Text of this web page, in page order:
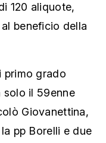
120 aliquote,
beneficio della
primo grado
solo il 59enne
Giovanettina,
pp Borelli e due